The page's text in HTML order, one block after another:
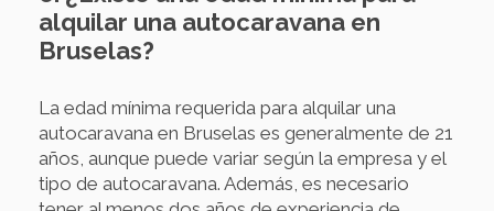
alquilar una autocaravana en
Bruselas?
La edad mínima requerida para alquilar una
autocaravana en Bruselas es generalmente de 21
años, aunque puede variar según la empresa y el
tipo de autocaravana. Además, es necesario